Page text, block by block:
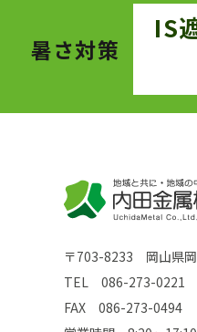
暑さ対策
IS
〒703-8233 岡山県
TEL 086-273-0221
FAX 086-273-0494